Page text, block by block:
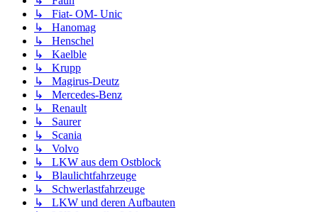
↳ Fiat- OM- Unic
↳ Hanomag
↳ Henschel
↳ Kaelble
↳ Krupp
↳ Magirus-Deutz
↳ Mercedes-Benz
↳ Renault
↳ Saurer
↳ Scania
↳ Volvo
↳ LKW aus dem Ostblock
↳ Blaulichtfahrzeuge
↳ Schwerlastfahrzeuge
↳ LKW und deren Aufbauten